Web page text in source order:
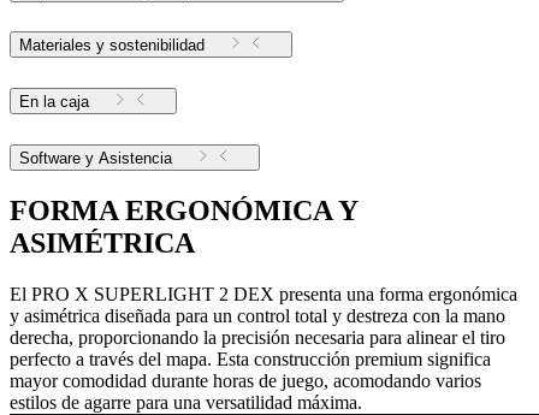
Materiales y sostenibilidad
En la caja
Software y Asistencia
FORMA ERGONÓMICA Y
ASIMÉTRICA
El PRO X SUPERLIGHT 2 DEX presenta una forma ergonómica
y asimétrica diseñada para un control total y destreza con la mano
derecha, proporcionando la precisión necesaria para alinear el tiro
perfecto a través del mapa. Esta construcción premium significa
mayor comodidad durante horas de juego, acomodando varios
estilos de agarre para una versatilidad máxima.